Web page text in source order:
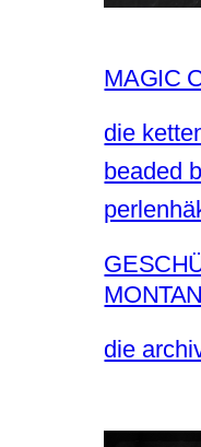
MAGIC
die
beaded
die